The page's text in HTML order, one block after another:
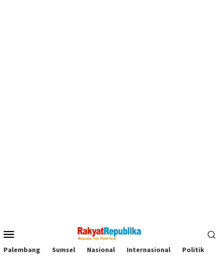
Mobile
Palembang Sumsel Nasional Internasional Politik